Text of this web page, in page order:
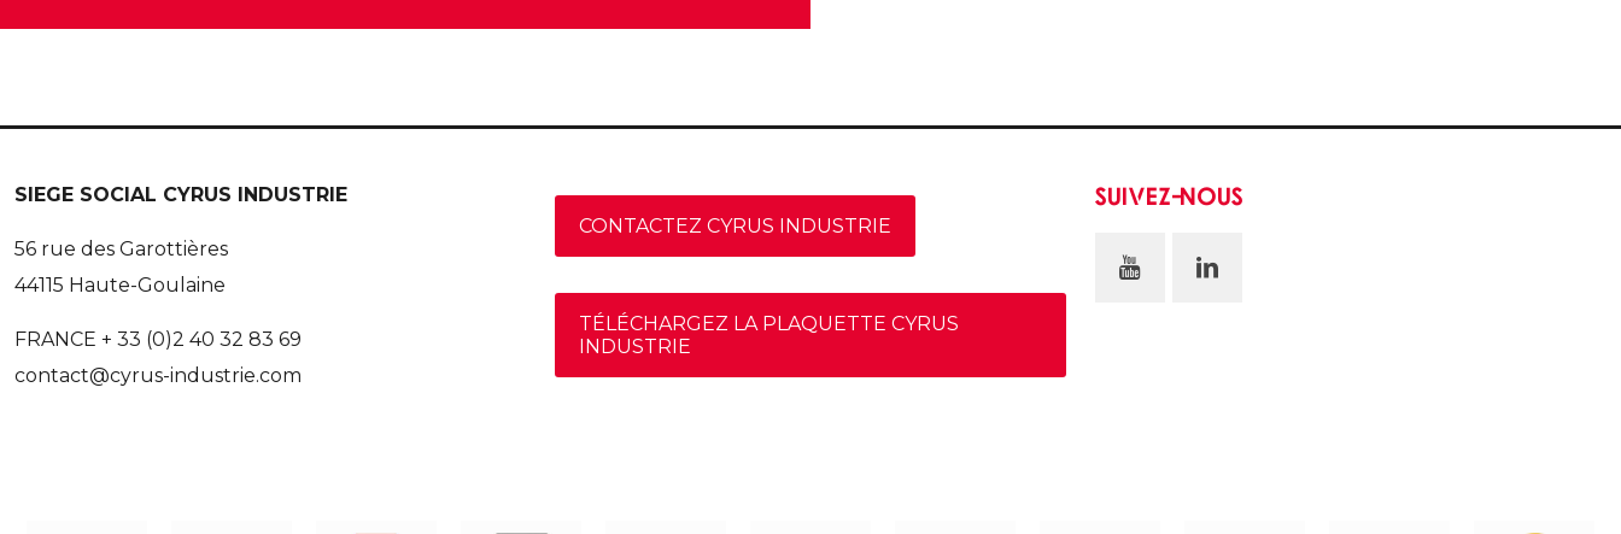
SIEGE SOCIAL CYRUS INDUSTRIE
56 rue des Garottières
44115 Haute-Goulaine
FRANCE + 33 (0)2 40 32 83 69
contact@cyrus-industrie.com
CONTACTEZ CYRUS INDUSTRIE
TÉLÉCHARGEZ LA PLAQUETTE CYRUS
INDUSTRIE
SUIVEZ-NOUS